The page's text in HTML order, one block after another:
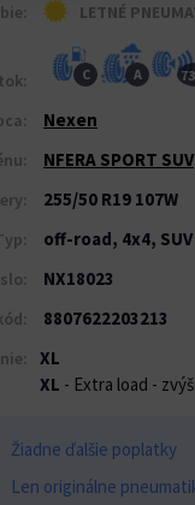
LETNÉ
C A 73
Nexen
NFERA SPORT SUV
255/50 R19 107W
off-road, 4x4, SUV
NX18023
8807622203213
XL
XL - Extra load -
Žiadne ďalšie poplatky
Len originálne